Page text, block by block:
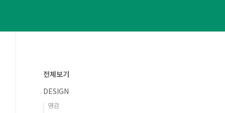
전체보기
DESIGN
영감